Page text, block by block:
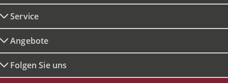
Service
Angebote
Folgen Sie uns